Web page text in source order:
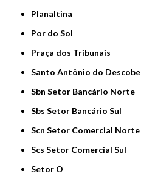
Planaltina
Por do Sol
Praça dos Tribunais
Santo Antônio do
Sbn Setor Bancário Norte
Sbs Setor Bancário Sul
Scn Setor Comercial Norte
Scs Setor Comercial Sul
Setor O